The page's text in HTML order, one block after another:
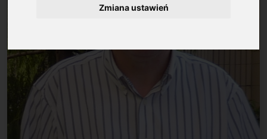
Zmiana ustawień